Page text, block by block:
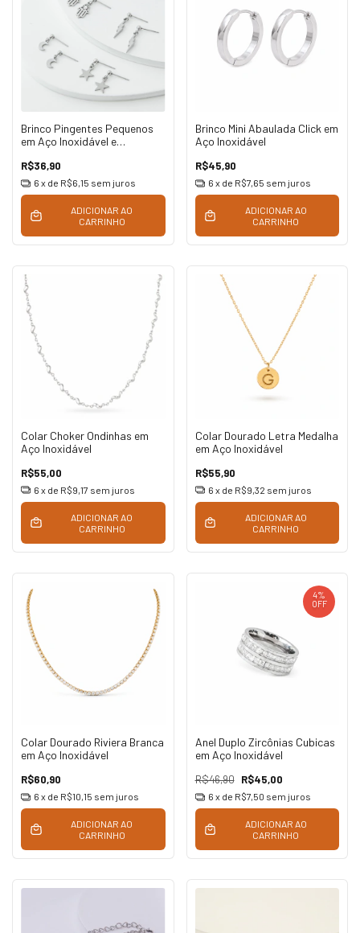
Brinco Pingentes Pequenos
em Aço Inoxidável e
R$36,90
6 x de R$6,15 sem juros
ADICIONAR AO
CARRINHO
Brinco Mini Abaulada Click em
Aço Inoxidável
R$45,90
6 x de R$7,65 sem juros
ADICIONAR AO
CARRINHO
Colar Choker Ondinhas em
Aço Inoxidável
R$55,00
6 x de R$9,17 sem juros
ADICIONAR AO
CARRINHO
Colar Dourado Letra Medalha
em Aço Inoxidável
R$55,90
6 x de R$9,32 sem juros
ADICIONAR AO
CARRINHO
Colar Dourado Riviera Branca
em Aço Inoxidável
R$60,90
6 x de R$10,15 sem juros
ADICIONAR AO
CARRINHO
4%
OFF
Anel Duplo Zircônias Cubicas
em Aço Inoxidável
R$46,90 R$45,00
6 x de R$7,50 sem juros
ADICIONAR AO
CARRINHO